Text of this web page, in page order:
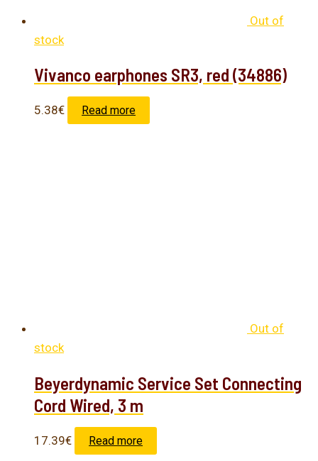
Out of
stock
Vivanco earphones SR3, red (34886)
5.38€ Read more
Out of
stock
Beyerdynamic Service Set Connecting
Cord Wired, 3 m
17.39€ Read more